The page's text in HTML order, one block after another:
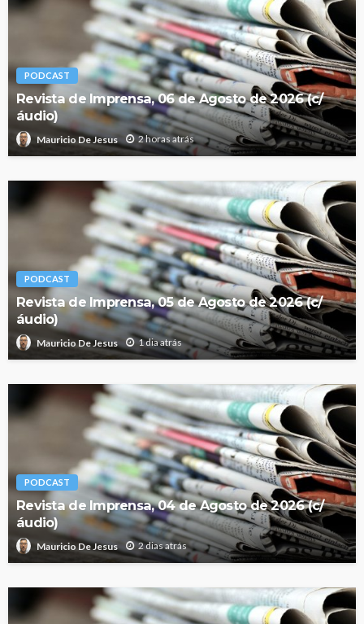
PODCAST
Revista de Imprensa, 06 de Agosto de 2026 (c/
áudio)
Mauricio De Jesus 2 horas atrás
PODCAST
Revista de Imprensa, 05 de Agosto de 2026 (c/
áudio)
Mauricio De Jesus 1 dia atrás
PODCAST
Revista de Imprensa, 04 de Agosto de 2026 (c/
áudio)
Mauricio De Jesus 2 dias atrás